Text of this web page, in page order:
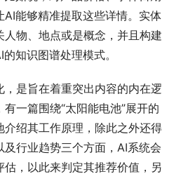
能够精准提取这些详情。实体
物、地点或是概念，并且构建
知识图谱处理模式。
是旨在着重突出内容的内在逻
一篇围绕“太阳能电池”展开的
绍其工作原理，除此之外还得
行业趋势三个方面，AI系统会
，以此来判定其推荐价值，另